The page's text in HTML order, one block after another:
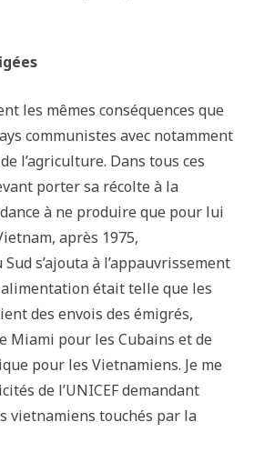
les mêmes conséquences que
communistes avec notamment
l’agriculture. Dans tous ces
porter sa récolte à la
à ne produire que pour lui
après 1975,
s’ajouta à l’appauvrissement
était telle que les
des envois des émigrés,
Miami pour les Cubains et de
pour les Vietnamiens. Je me
de l’UNICEF demandant
vietnamiens touchés par la